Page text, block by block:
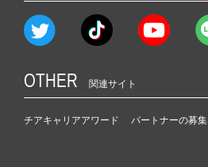
OTHER 関連サイト
チアキャリアアワード パートナーの募集